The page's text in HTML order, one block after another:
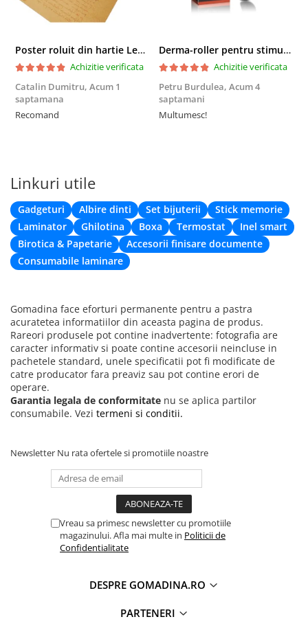
Poster roluit din hartie Leonardo Da Vinci, Vitruvian Man, vintage, 51x35 cm
Achizitie verificata
Catalin Dumitru, Acum 1
saptamana
Recomand
Derma-roller pentru stimularea cresterii parului, scalp si barba, Beard Roller
Achizitie verificata
Petru Burdulea, Acum 4
saptamani
Multumesc!
Linkuri utile
Gadgeturi Albire dinti Set bijuterii
Stick memorie
Laminator
Ghilotina Boxa Termostat
Inel smart
Birotica & Papetarie
Accesorii finisare documente
Consumabile laminare
Gomadina face eforturi permanente pentru a pastra
acuratetea informatiilor din aceasta pagina de produs.
Rareori produsele pot contine inadvertente: fotografia are
caracter informativ si poate contine accesorii neincluse in
pachetele standard, unele specificatii pot fi modificate de
catre producator fara preaviz sau pot contine erori de
operare.
Garantia legala de conformitate nu se aplica partilor
consumabile. Vezi termeni si conditii.
Newsletter Nu rata ofertele si promotiile noastre
Vreau sa primesc newsletter cu promotiile
magazinului. Afla mai multe in Politicii de
Confidentialitate
DESPRE GOMADINA.RO
PARTENERI